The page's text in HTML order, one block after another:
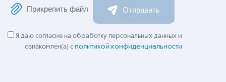
Прикрепить файл Отправить
Я даю согласие на обработку персональных данных и
ознакомлен(а) с политикой конфиденциальности